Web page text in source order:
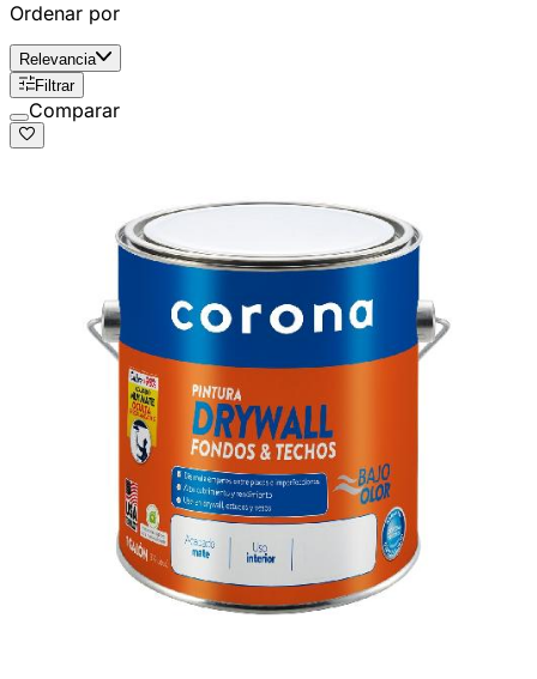
Ordenar por
Relevancia
Filtrar
Comparar